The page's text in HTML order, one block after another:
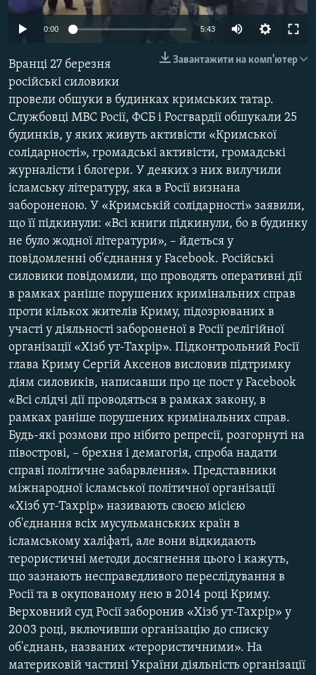
ВІДЕОУРОКИ «ELIFBE»
УКРАЇНСЬКА ПРОБЛЕМА КРИМУ
Русский
ДОЛУЧАЙСЯ!
Усі сайти RFE/RL
0:00 5:43
Завантажити на комп'ютер
Вранці 27 березня
російські силовики
провели обшуки в будинках кримських татар.
Службовці МВС Росії, ФСБ і Росгвардії обшукали 25
будинків, у яких живуть активісти «Кримської
солідарності», громадські активісти, громадські
журналісти і блогери. У деяких з них вилучили
ісламську літературу, яка в Росії визнана
забороненою. У «Кримській солідарності» заявили,
що її підкинули: «Всі книги підкинули, бо в будинку
не було жодної літератури», – йдеться у
повідомленні об'єднання у Facebook. Російські
силовики повідомили, що проводять оперативні дії
в рамках раніше порушених кримінальних справ
проти кількох жителів Криму, підозрюваних в
участі у діяльності забороненої в Росії релігійної
організації «Хізб ут-Тахрір». Підконтрольний Росії
глава Криму Сергій Аксенов висловив підтримку
діям силовиків, написавши про це пост у Facebook
«Всі слідчі дії проводяться в рамках закону, в
рамках раніше порушених кримінальних справ.
Будь-які розмови про нібито репресії, розгорнуті на
півострові, – брехня і демагогія, спроба надати
справі політичне забарвлення». Представники
міжнародної ісламської політичної організації
«Хізб ут-Тахрір» називають своєю місією
об'єднання всіх мусульманських країн в
ісламському халіфаті, але вони відкидають
терористичні методи досягнення цього і кажуть,
що зазнають несправедливого переслідування в
Росії та в окупованому нею в 2014 році Криму.
Верховний суд Росії заборонив «Хізб ут-Тахрір» у
2003 році, включивши організацію до списку
об'єднань, названих «терористичними». На
материковій частині України діяльність організації